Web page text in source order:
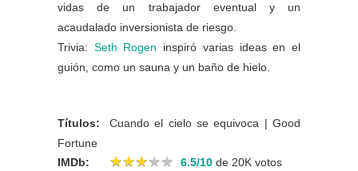
vidas de un trabajador eventual y un
acaudalado inversionista de riesgo.
Trivia: Seth Rogen inspiró varias ideas en el
guión, como un sauna y un baño de hielo.
Títulos:
Cuando el cielo se equivoca | Good
Fortune
IMDb:
★★★★★
★★★★★ 6.5/10 de 20K votos